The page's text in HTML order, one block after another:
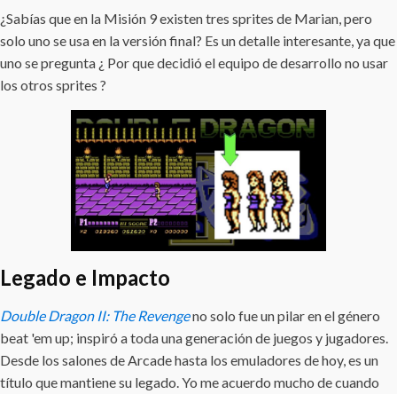
¿Sabías que en la Misión 9 existen tres sprites de Marian, pero
solo uno se usa en la versión final? Es un detalle interesante, ya que
uno se pregunta ¿ Por que decidió el equipo de desarrollo no usar
los otros sprites ?
Legado e Impacto
Double Dragon II: The Revengeno solo fue un pilar en el género
beat 'em up; inspiró a toda una generación de juegos y jugadores.
Desde los salones de Arcade hasta los emuladores de hoy, es un
título que mantiene su legado. Yo me acuerdo mucho de cuando